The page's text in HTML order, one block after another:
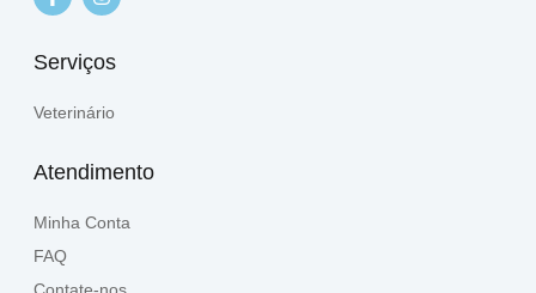
Serviços
Veterinário
Atendimento
Minha Conta
FAQ
Contate-nos